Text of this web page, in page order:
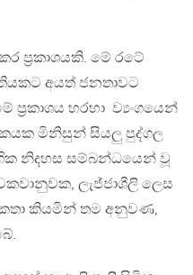
ප්‍රකාශයකි. මේ රටේ
අයත් ජනතාවට
ප්‍රකාශය හරහා ව්‍යංගයෙන්
මිනිසුන් සියලු පුද්ගල
නිදහස සම්බන්ධයෙන් වූ
ලැජ්ජාශීලි ලෙස
කතා කියමින් තම අනුවණ,